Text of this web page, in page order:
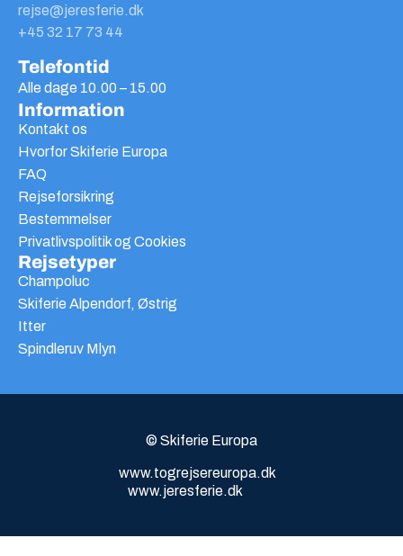
rejse@jeresferie.dk
+45 32 17 73 44
Telefontid
Alle dage 10.00 – 15.00
Information
Kontakt os
Hvorfor Skiferie Europa
FAQ
Rejseforsikring
Bestemmelser
Privatlivspolitik og Cookies
Rejsetyper
Champoluc
Skiferie Alpendorf, Østrig
Itter
Spindleruv Mlyn
© Skiferie Europa
www.togrejsereuropa.dk
www.jeresferie.dk